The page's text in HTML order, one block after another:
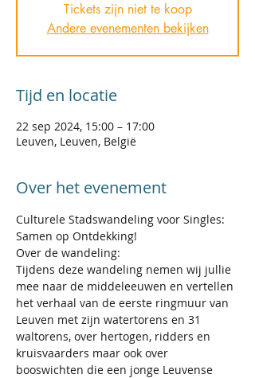
Tickets zijn niet te koop
Andere evenementen bekijken
Tijd en locatie
22 sep 2024, 15:00 – 17:00
Leuven, Leuven, België
Over het evenement
Culturele Stadswandeling voor Singles:
Samen op Ontdekking!
Over de wandeling:
Tijdens deze wandeling nemen wij jullie
mee naar de middeleeuwen en vertellen
het verhaal van de eerste ringmuur van
Leuven met zijn watertorens en 31
waltorens, over hertogen, ridders en
kruisvaarders maar ook over
booswichten die een jonge Leuvense